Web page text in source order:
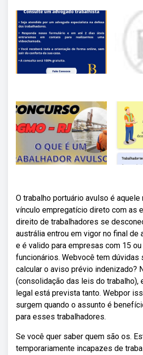
O trabalho portuário avulso é
vínculo empregatício direto com as
direito de trabalhadores se
austrália entrou em vigor no final de
e é valido para empresas com 15
funcionários. Webvocê tem dúvidas
calcular o aviso prévio indenizado?
(consolidação das leis do trabalho),
legal está prevista tanto. Webpor
surgem quando o assunto é
para esses trabalhadores.
Se você quer saber quem são os.
temporariamente incapazes de